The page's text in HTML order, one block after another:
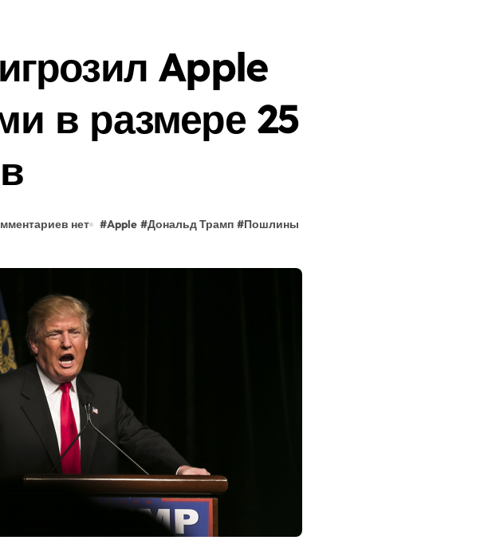
Apple
в размере 25
нет #Apple #Дональд Трамп #Пошлины